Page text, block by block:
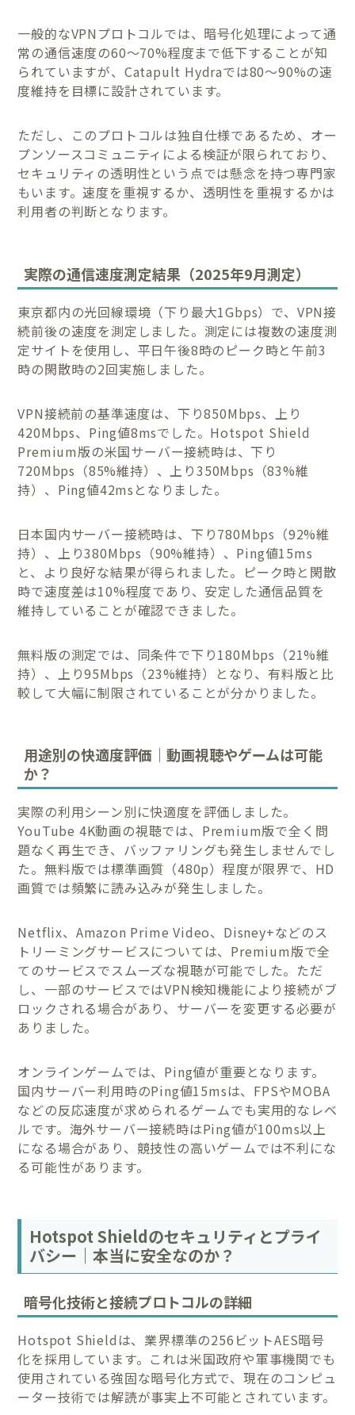
一般的なVPNプロトコルでは、暗号化処理によって通
常の通信速度の60〜70%程度まで低下することが知
られていますが、Catapult Hydraでは80〜90%の速
度維持を目標に設計されています。
ただし、このプロトコルは独自仕様であるため、オー
プンソースコミュニティによる検証が限られており、
セキュリティの透明性という点では懸念を持つ専門家
もいます。速度を重視するか、透明性を重視するかは
利用者の判断となります。
実際の通信速度測定結果（2025年9月測定）
東京都内の光回線環境（下り最大1Gbps）で、VPN接
続前後の速度を測定しました。測定には複数の速度測
定サイトを使用し、平日午後8時のピーク時と午前3
時の閑散時の2回実施しました。
VPN接続前の基準速度は、下り850Mbps、上り
420Mbps、Ping値8msでした。Hotspot Shield
Premium版の米国サーバー接続時は、下り
720Mbps（85%維持）、上り350Mbps（83%維
持）、Ping値42msとなりました。
日本国内サーバー接続時は、下り780Mbps（92%維
持）、上り380Mbps（90%維持）、Ping値15ms
と、より良好な結果が得られました。ピーク時と閑散
時で速度差は10%程度であり、安定した通信品質を
維持していることが確認できました。
無料版の測定では、同条件で下り180Mbps（21%維
持）、上り95Mbps（23%維持）となり、有料版と比
較して大幅に制限されていることが分かりました。
用途別の快適度評価｜動画視聴やゲームは可能
か？
実際の利用シーン別に快適度を評価しました。
YouTube 4K動画の視聴では、Premium版で全く問
題なく再生でき、バッファリングも発生しませんでし
た。無料版では標準画質（480p）程度が限界で、HD
画質では頻繁に読み込みが発生しました。
Netflix、Amazon Prime Video、Disney+などのス
トリーミングサービスについては、Premium版で全
てのサービスでスムーズな視聴が可能でした。ただ
し、一部のサービスではVPN検知機能により接続がブ
ロックされる場合があり、サーバーを変更する必要が
ありました。
オンラインゲームでは、Ping値が重要となります。
国内サーバー利用時のPing値15msは、FPSやMOBA
などの反応速度が求められるゲームでも実用的なレベ
ルです。海外サーバー接続時はPing値が100ms以上
になる場合があり、競技性の高いゲームでは不利にな
る可能性があります。
Hotspot Shieldのセキュリティとプライ
バシー｜本当に安全なのか？
暗号化技術と接続プロトコルの詳細
Hotspot Shieldは、業界標準の256ビットAES暗号
化を採用しています。これは米国政府や軍事機関でも
使用されている強固な暗号化方式で、現在のコンピュ
ーター技術では解読が事実上不可能とされています。